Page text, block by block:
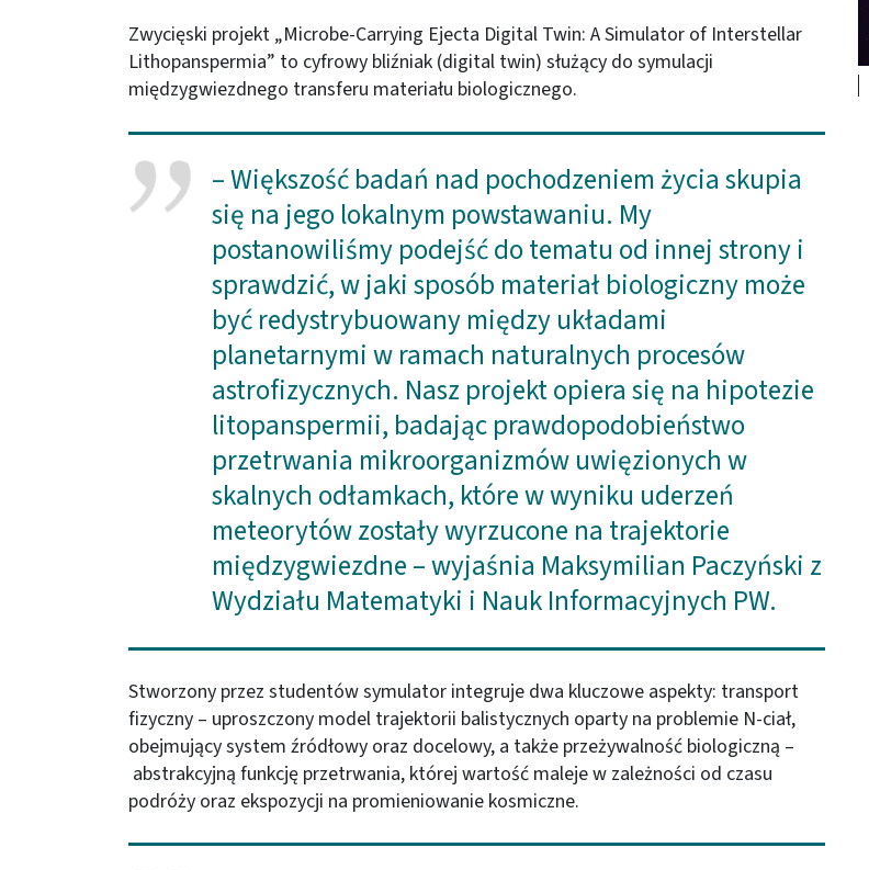
Zwycięski projekt „Microbe-Carrying Ejecta Digital Twin: A Simulator of Interstellar
Lithopanspermia” to cyfrowy bliźniak (digital twin) służący do symulacji
międzygwiezdnego transferu materiału biologicznego.
– Większość badań nad pochodzeniem życia skupia
się na jego lokalnym powstawaniu. My
postanowiliśmy podejść do tematu od innej strony i
sprawdzić, w jaki sposób materiał biologiczny może
być redystrybuowany między układami
planetarnymi w ramach naturalnych procesów
astrofizycznych. Nasz projekt opiera się na hipotezie
litopanspermii, badając prawdopodobieństwo
przetrwania mikroorganizmów uwięzionych w
skalnych odłamkach, które w wyniku uderzeń
meteorytów zostały wyrzucone na trajektorie
międzygwiezdne – wyjaśnia Maksymilian Paczyński z
Wydziału Matematyki i Nauk Informacyjnych PW.
Stworzony przez studentów symulator integruje dwa kluczowe aspekty: transport
fizyczny – uproszczony model trajektorii balistycznych oparty na problemie N-ciał,
obejmujący system źródłowy oraz docelowy, a także przeżywalność biologiczną –
abstrakcyjną funkcję przetrwania, której wartość maleje w zależności od czasu
podróży oraz ekspozycji na promieniowanie kosmiczne.